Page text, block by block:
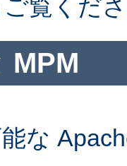
覧くだ
MPM
な